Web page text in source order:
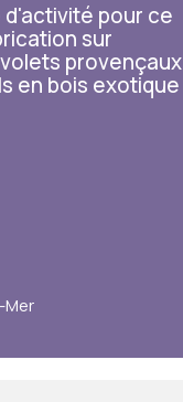
pour ce
sur
provençaux
en bois exotique
Mer